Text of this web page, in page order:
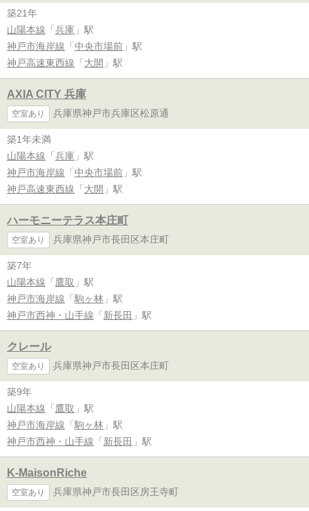
築21年
山陽本線 「 兵庫 」駅
神戸市海岸線 「 中央市場前 」駅
神戸高速東西線 「 大開 」駅
AXIA CITY 兵庫
空室あり 兵庫県神戸市兵庫区松原通
築1年未満
山陽本線 「 兵庫 」駅
神戸市海岸線 「 中央市場前 」駅
神戸高速東西線 「 大開 」駅
ハーモニーテラス本庄町
空室あり 兵庫県神戸市長田区本庄町
築7年
山陽本線 「 鷹取 」駅
神戸市海岸線 「 駒ヶ林 」駅
神戸市西神・山手線 「 新長田 」駅
クレール
空室あり 兵庫県神戸市長田区本庄町
築9年
山陽本線 「 鷹取 」駅
神戸市海岸線 「 駒ヶ林 」駅
神戸市西神・山手線 「 新長田 」駅
K-MaisonRiche
空室あり 兵庫県神戸市長田区房王寺町